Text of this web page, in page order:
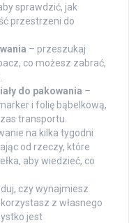
sprawdzić, jak
przestrzeni do
– przeszukaj
co możesz zabrać,
do pakowania –
i folię bąbelkową,
transportu.
na kilka tygodni
od rzeczy, które
aby wiedzieć, co
czy wynajmiesz
z własnego
jest